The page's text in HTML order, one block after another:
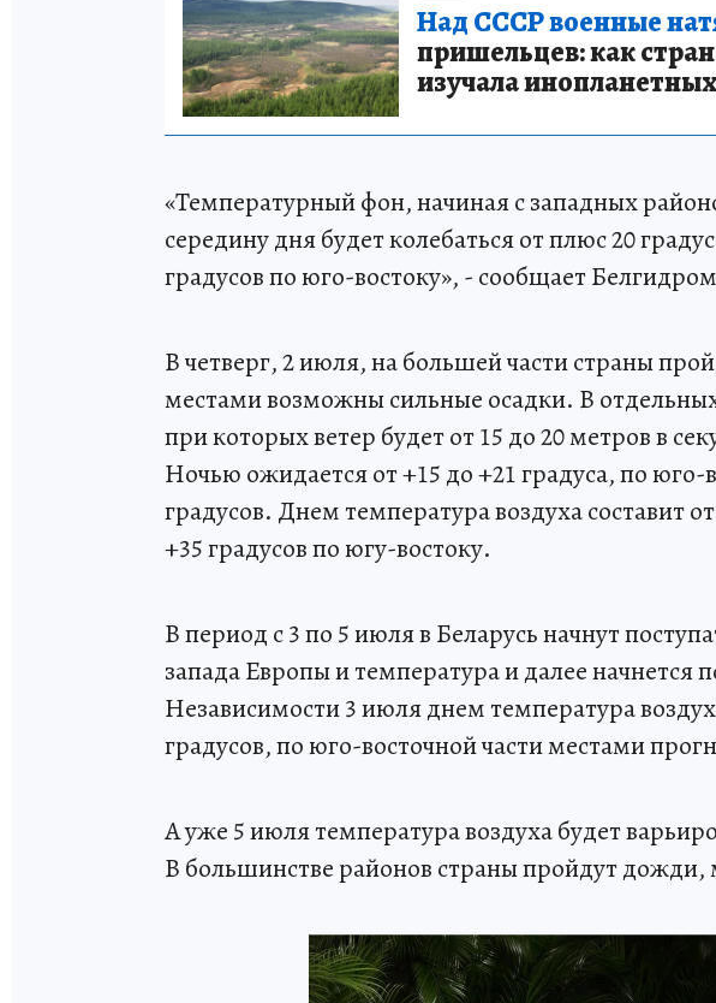
Над СССР военные
пришельцев: как
изучала
«Температурный фон, начиная с западных
середину дня будет колебаться от плюс 20
градусов по юго-востоку», - сообщает
В четверг, 2 июля, на большей части страны
местами возможны сильные осадки. В
при которых ветер будет от 15 до 20 метров в
Ночью ожидается от +15 до +21 градуса, по юго-
градусов. Днем температура воздуха составит
+35 градусов по югу-востоку.
В период с 3 по 5 июля в Беларусь начнут
запада Европы и температура и далее начнется
Независимости 3 июля днем температура
градусов, по юго-восточной части местами
А уже 5 июля температура воздуха будет
В большинстве районов страны пройдут дожди,